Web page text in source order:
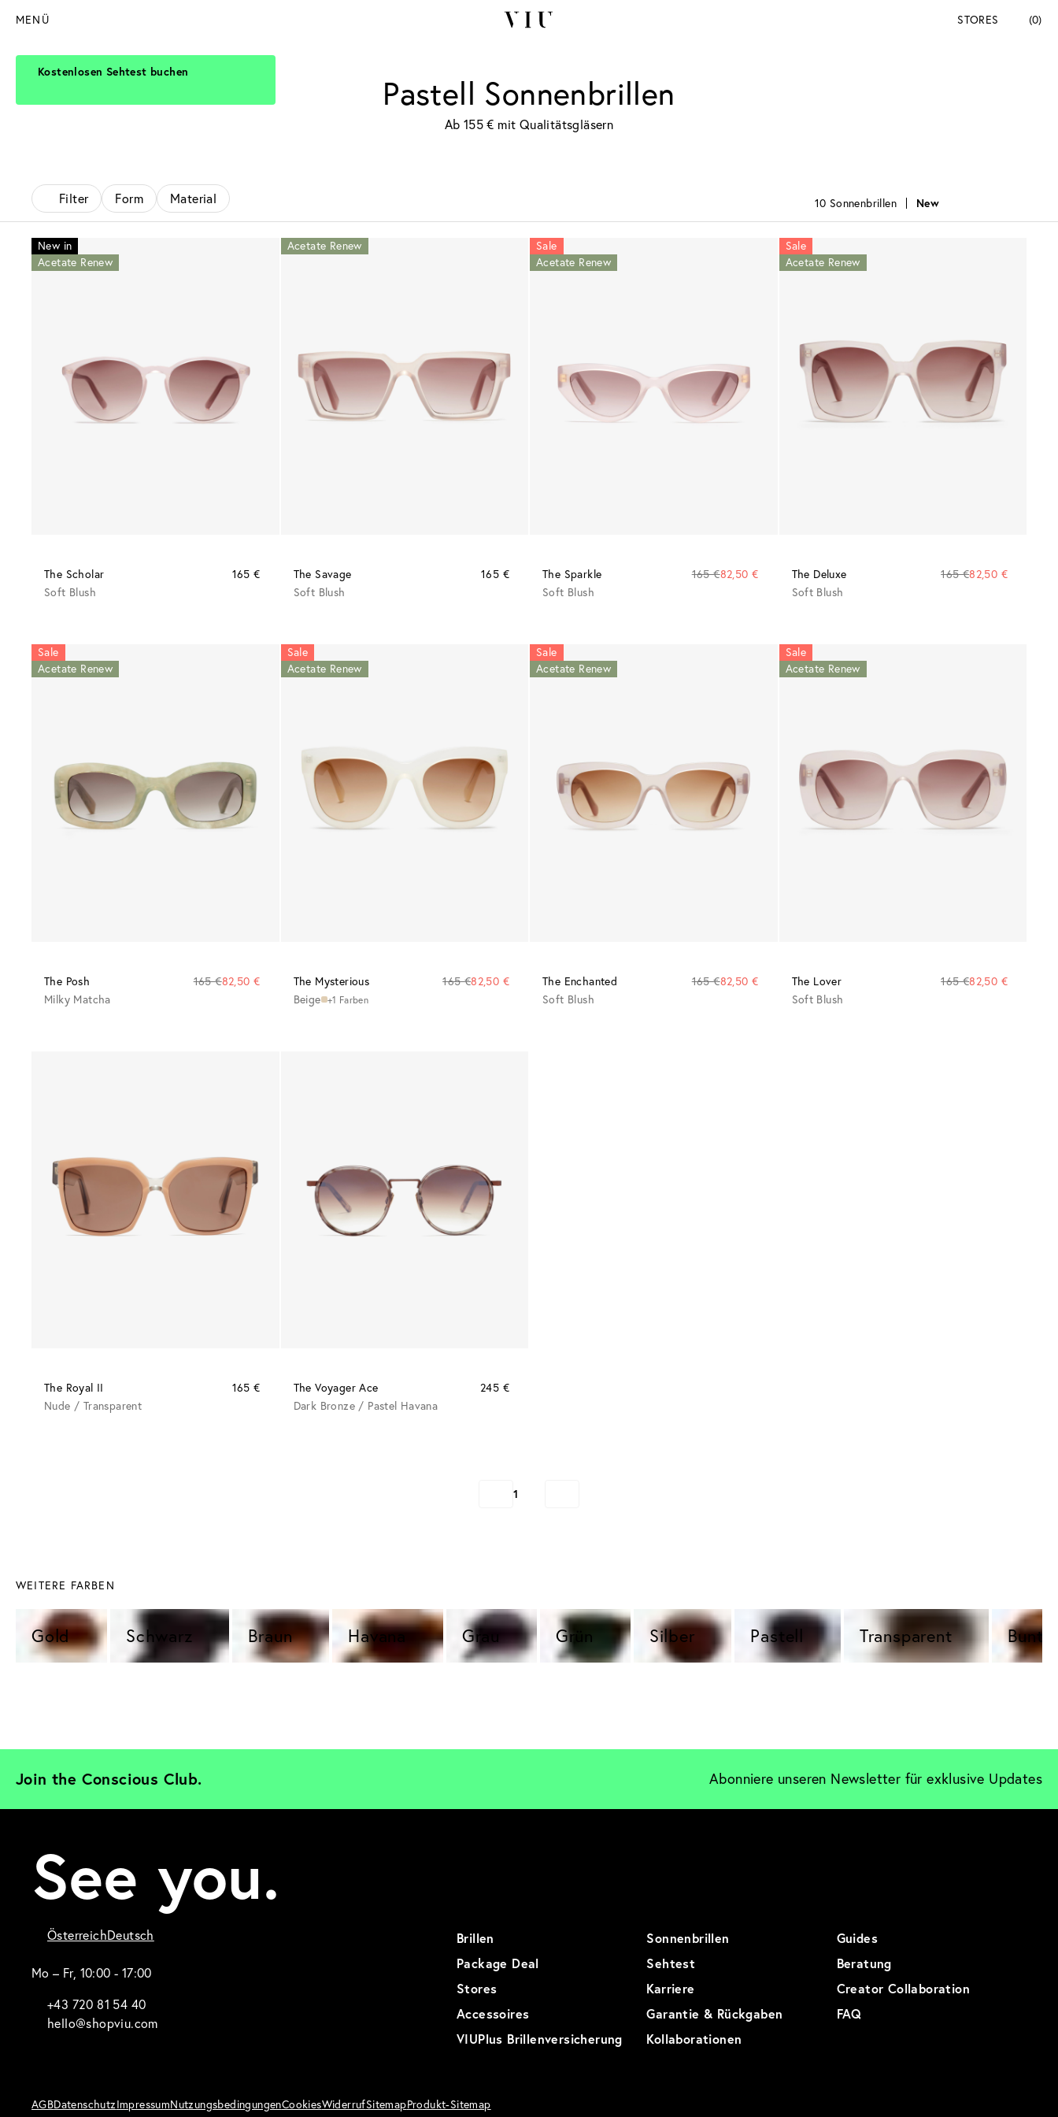
MENÜ STORES (0)
Pastell Sonnenbrillen
Ab 155 € mit Qualitätsgläsern
Filter Form Material 10 Sonnenbrillen New
New in
Acetate Renew
The Scholar
165 €
Soft Blush
Acetate Renew
The Savage
165 €
Soft Blush
Sale
Acetate Renew
The Sparkle 165 €82,50 €
Soft Blush
Sale
Acetate Renew
The Deluxe 165 €82,50 €
Soft Blush
Sale
Acetate Renew
The Posh 165 €82,50 €
Milky Matcha
Sale
Acetate Renew
The Mysterious 165 €82,50 €
Beige +1 Farben
Sale
Acetate Renew
The Enchanted 165 €82,50 €
Soft Blush
Sale
Acetate Renew
The Lover 165 €82,50 €
Soft Blush
The Royal II
165 €
Nude / Transparent
The Voyager Ace
245 €
Dark Bronze / Pastel Havana
1
WEITERE FARBEN
Gold Schwarz Braun Havana Grau Grün Silber Pastell Transparent Bunt
Kostenlosen Sehtest buchen
Join the Conscious Club. Abonniere unseren Newsletter für exklusive Updates
See you.
ÖsterreichDeutsch
Mo – Fr, 10:00 - 17:00
+43 720 81 54 40
hello@shopviu.com
Brillen Sonnenbrillen
Guides
Package Deal
Sehtest
Beratung
Stores
Karriere
Creator Collaboration
Accessoires
Garantie & Rückgaben
FAQ
VIUPlus Brillenversicherung
Kollaborationen
AGBDatenschutzImpressumNutzungsbedingungenCookiesWiderrufSitemapProdukt-Sitemap